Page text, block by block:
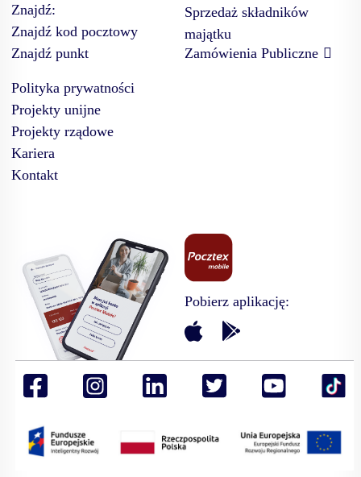
Znajdź:
Znajdź kod pocztowy
Znajdź punkt
Sprzedaż składników
majątku
Zamówienia Publiczne
Polityka prywatności
Projekty unijne
Projekty rządowe
Kariera
Kontakt
Pobierz aplikację: